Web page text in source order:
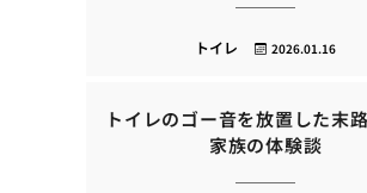
2026.01.16
トイレ
トイレのゴー音を放置した末
家族の体験談